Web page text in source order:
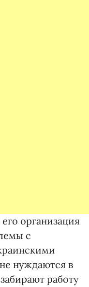
организация
с
нуждаются в
работу